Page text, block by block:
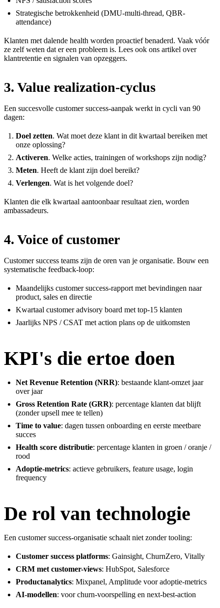
Strategische betrokkenheid (DMU-multi-thread, QBR-
attendance)
Klanten met dalende health worden proactief benaderd. Vaak vóór
ze zelf weten dat er een probleem is. Lees ook ons artikel over
klantretentie en signalen van opzeggers.
3. Value realization-cyclus
Een succesvolle customer success-aanpak werkt in cycli van 90
dagen:
Doel zetten. Wat moet deze klant in dit kwartaal bereiken met
onze oplossing?
Activeren. Welke acties, trainingen of workshops zijn nodig?
Meten. Heeft de klant zijn doel bereikt?
Verlengen. Wat is het volgende doel?
Klanten die elk kwartaal aantoonbaar resultaat zien, worden
ambassadeurs.
4. Voice of customer
Customer success teams zijn de oren van je organisatie. Bouw een
systematische feedback-loop:
Maandelijks customer success-rapport met bevindingen naar
product, sales en directie
Kwartaal customer advisory board met top-15 klanten
Jaarlijks NPS / CSAT met action plans op de uitkomsten
KPI's die ertoe doen
Net Revenue Retention (NRR): bestaande klant-omzet jaar
over jaar
Gross Retention Rate (GRR): percentage klanten dat blijft
(zonder upsell mee te tellen)
Time to value: dagen tussen onboarding en eerste meetbare
succes
Health score distributie: percentage klanten in groen / oranje /
rood
Adoptie-metrics: actieve gebruikers, feature usage, login
frequency
De rol van technologie
Een customer success-organisatie schaalt niet zonder tooling:
Customer success platforms: Gainsight, ChurnZero, Vitally
CRM met customer-views: HubSpot, Salesforce
Productanalytics: Mixpanel, Amplitude voor adoptie-metrics
AI-modellen: voor churn-voorspelling en next-best-action